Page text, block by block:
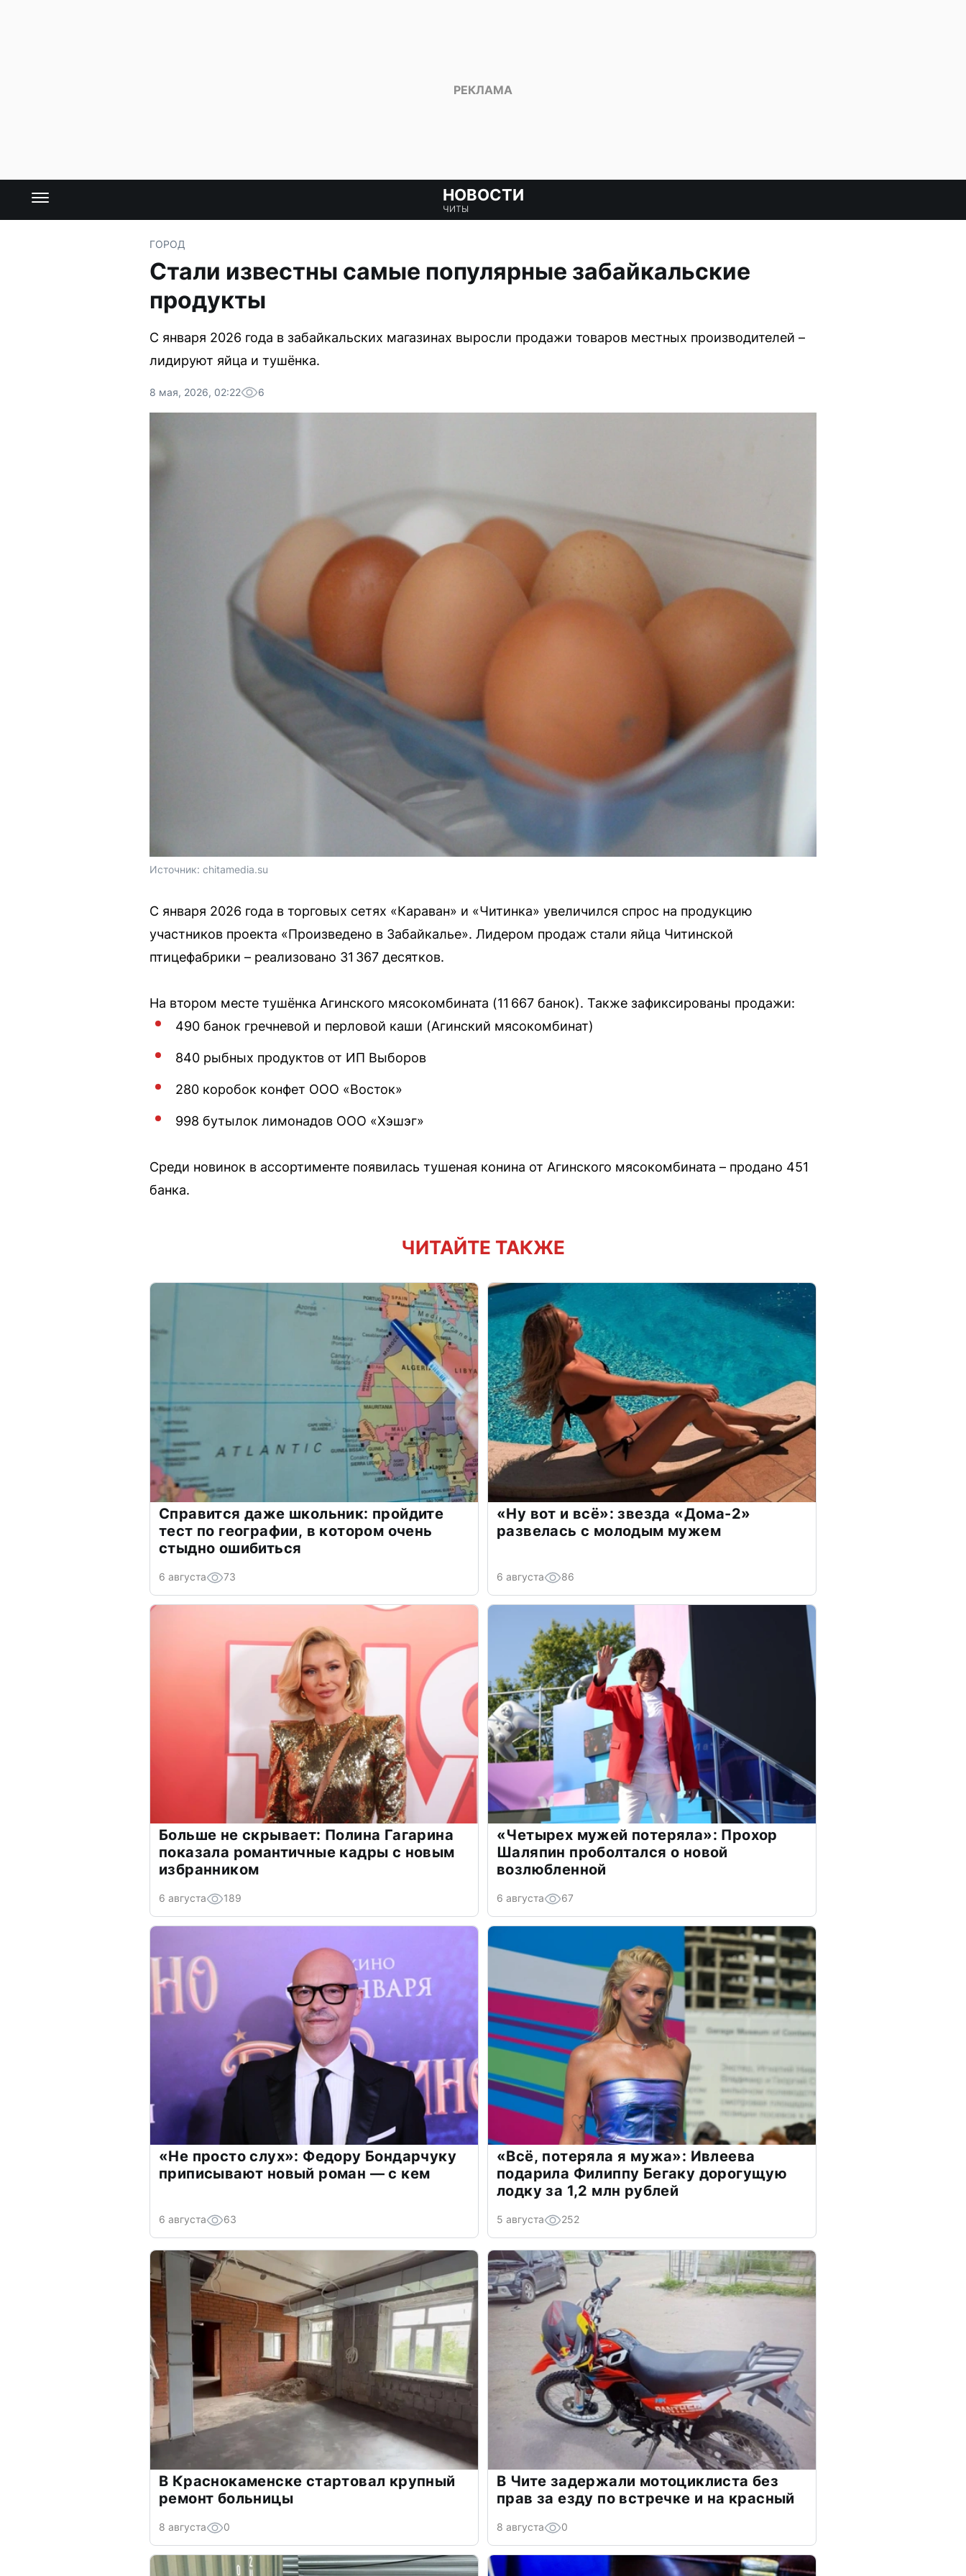
НОВОСТИ
ЧИТЫ
ГОРОД
Стали известны самые популярные забайкальские
продукты
С января 2026 года в забайкальских магазинах выросли продажи товаров местных производителей –
лидируют яйца и тушёнка.
8 мая, 2026, 02:22 6
Источник: chitamedia.su
С января 2026 года в торговых сетях «Караван» и «Читинка» увеличился спрос на продукцию
участников проекта «Произведено в Забайкалье». Лидером продаж стали яйца Читинской
птицефабрики – реализовано 31 367 десятков.
На втором месте тушёнка Агинского мясокомбината (11 667 банок). Также зафиксированы продажи:
490 банок гречневой и перловой каши (Агинский мясокомбинат)
840 рыбных продуктов от ИП Выборов
280 коробок конфет ООО «Восток»
998 бутылок лимонадов ООО «Хэшэг»
Среди новинок в ассортименте появилась тушеная конина от Агинского мясокомбината – продано 451
банка.
ЧИТАЙТЕ ТАКЖЕ
Справится даже школьник: пройдите
тест по географии, в котором очень
стыдно ошибиться
6 августа 73
«Ну вот и всё»: звезда «Дома-2»
развелась с молодым мужем
6 августа 86
Больше не скрывает: Полина Гагарина
показала романтичные кадры с новым
избранником
6 августа 189
«Четырех мужей потеряла»: Прохор
Шаляпин проболтался о новой
возлюбленной
6 августа 67
«Не просто слух»: Федору Бондарчуку
приписывают новый роман — с кем
6 августа 63
«Всё, потеряла я мужа»: Ивлеева
подарила Филиппу Бегаку дорогущую
лодку за 1,2 млн рублей
5 августа 252
В Краснокаменске стартовал крупный
ремонт больницы
8 августа 0
В Чите задержали мотоциклиста без
прав за езду по встречке и на красный
8 августа 0